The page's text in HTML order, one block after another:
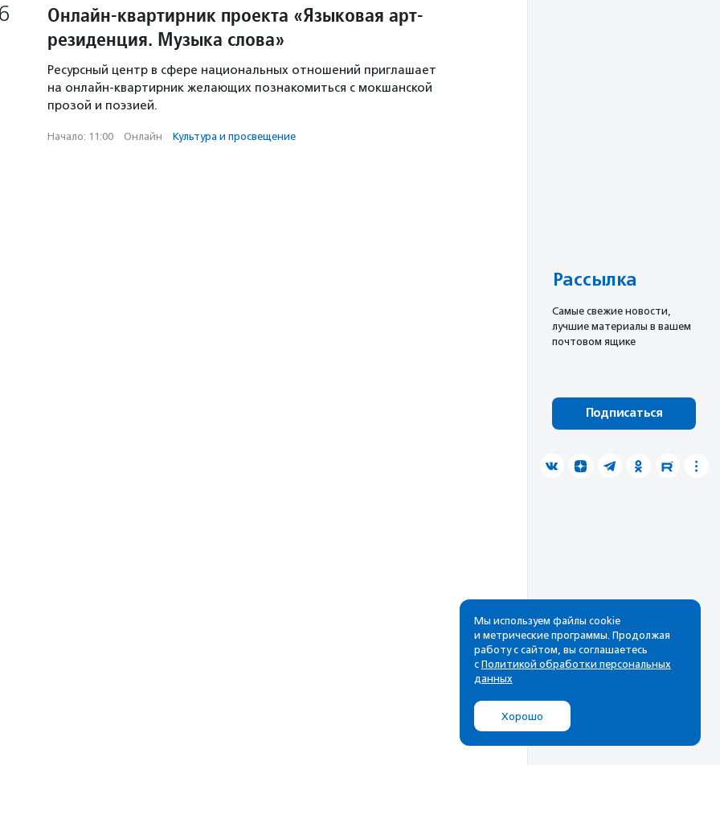
Онлайн-квартирник проекта «Языковая арт-
резиденция. Музыка слова»
Ресурсный центр в сфере национальных отношений приглашает
на онлайн-квартирник желающих познакомиться с мокшанской
прозой и поэзией.
Начало: 11:00 · Онлайн · Культура и просвещение
Рассылка
Cамые свежие новости,
лучшие материалы в вашем
почтовом ящике
Подписаться
Мы используем файлы cookie
и метрические программы. Продолжая
работу с сайтом, вы соглашаетесь
с Политикой обработки персональных
данных
Хорошо